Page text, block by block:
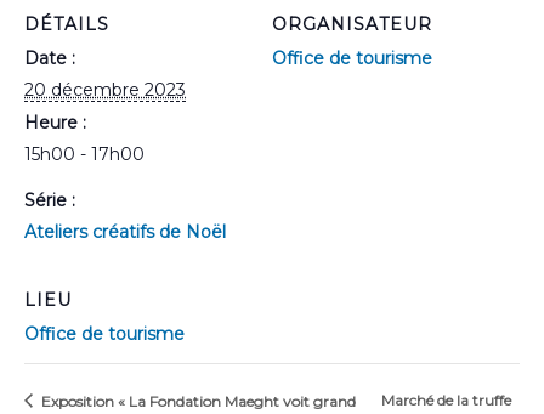
DÉTAILS
Date :
20 décembre 2023
Heure :
15h00 - 17h00
Série :
Ateliers créatifs de Noël
ORGANISATEUR
Office de tourisme
LIEU
Office de tourisme
Exposition « La Fondation Maeght voit grand
Marché de la truffe